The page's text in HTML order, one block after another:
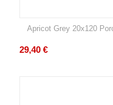
Apricot Grey 20x120
29,40 €